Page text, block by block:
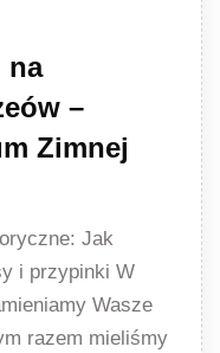
na
–
Zimnej
Jak
i przypinki W
Wasze
razem mieliśmy